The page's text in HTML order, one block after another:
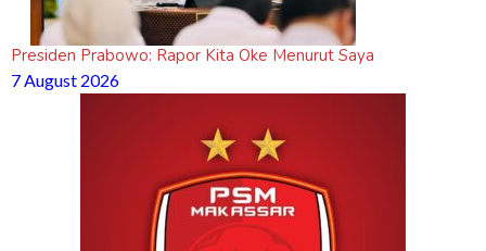
Presiden Prabowo: Rapor Kita Oke Menurut Saya
7 August 2026